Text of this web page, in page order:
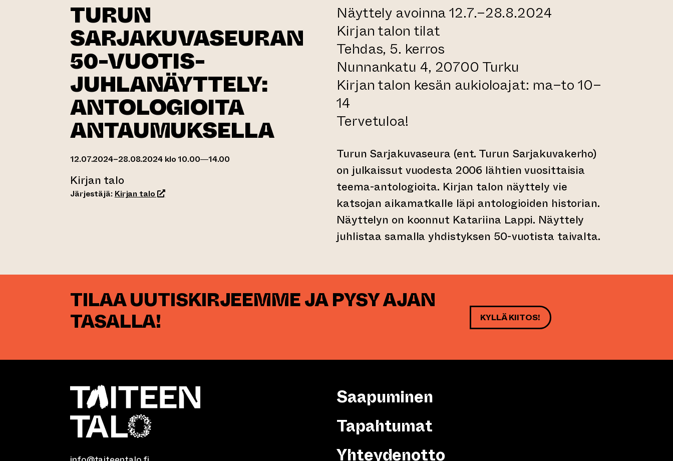
TURUN
SARJAKUVASEURAN
50-VUOTIS­
JUHLANÄYTTELY:
ANTOLOGIOITA
ANTAUMUKSELLA
12.07.2024–28.08.2024 klo 10.00—14.00
Kirjan talo
Järjestäjä: Kirjan talo(siirtyy toiseen verkkopalveluun)
Näyttely avoinna 12.7.–28.8.2024
Kirjan talon tilat
Tehdas, 5. kerros
Nunnankatu 4, 20700 Turku
Kirjan talon kesän aukioloajat: ma–to 10–
14
Tervetuloa!
Turun Sarjakuvaseura (ent. Turun Sarjakuvakerho)
on julkaissut vuodesta 2006 lähtien vuosittaisia
teema-antologioita. Kirjan talon näyttely vie
katsojan aikamatkalle läpi antologioiden historian.
Näyttelyn on koonnut Katariina Lappi. Näyttely
juhlistaa samalla yhdistyksen 50-vuotista taivalta.
TILAA UUTISKIRJEEMME JA PYSY AJAN
TASALLA!
KYLLÄ KIITOS!
Saapuminen
Tapahtumat
Yhteydenotto